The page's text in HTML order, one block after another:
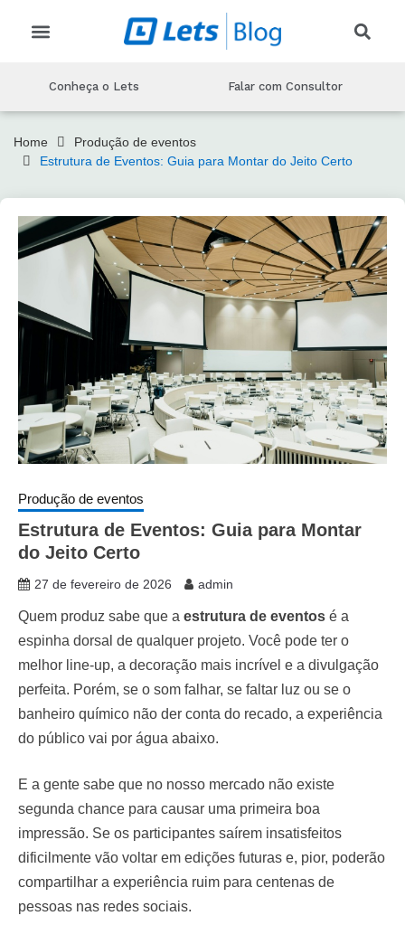
Conheça o Lets Falar com Consultor
Home
Produção de eventos
Estrutura de Eventos: Guia para Montar do Jeito Certo
Produção de eventos
Estrutura de Eventos: Guia para Montar
do Jeito Certo
27 de fevereiro de 2026 admin
Quem produz sabe que a estrutura de eventos é a
espinha dorsal de qualquer projeto. Você pode ter o
melhor line-up, a decoração mais incrível e a divulgação
perfeita. Porém, se o som falhar, se faltar luz ou se o
banheiro químico não der conta do recado, a experiência
do público vai por água abaixo.
E a gente sabe que no nosso mercado não existe
segunda chance para causar uma primeira boa
impressão. Se os participantes saírem insatisfeitos
dificilmente vão voltar em edições futuras e, pior, poderão
compartilhar a experiência ruim para centenas de
pessoas nas redes sociais.